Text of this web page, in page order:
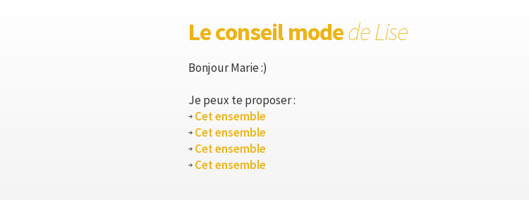
Le conseil modede Lise
Bonjour Marie :)
Je peux te proposer :
Cet ensemble
Cet ensemble
Cet ensemble
Cet ensemble